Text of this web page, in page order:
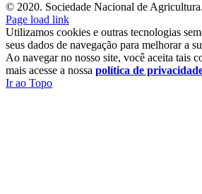
© 2020. Sociedade Nacional de Agricultura.
Page load link
Utilizamos cookies e outras tecnologias
seus dados de navegação para melhorar a
Ao navegar no nosso site, você aceita tais
mais acesse a nossa política de
Ir ao Topo